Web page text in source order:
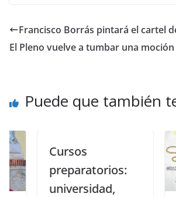
Francisco Borrás pintará el cartel
El Pleno vuelve a tumbar una
Puede que también
Cursos
preparatorios:
universidad,